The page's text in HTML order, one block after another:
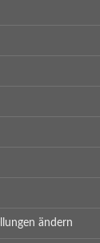
ändern